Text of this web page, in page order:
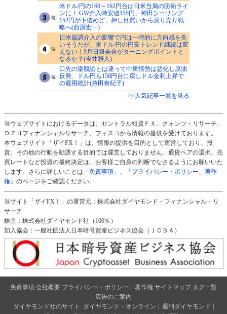
米ドル/円の160～162円台は日米当局の防衛ライ
ンに！ GW介入時安値155円、神田シーリング
152円が下値めど、押し目買いから戻り売り戦
略へ(西原宏一)
日米協調介入の影響で円は一時的に方向感を失
いそうだが、米ドル/円の円安トレンド継続は変
えない！9月日銀会合がターニングポイントと
なるか？(今井雅人)
口先の楽観論とは違って中東情勢は悪化し原油
反発、ドル円も158円台に戻しドル金利上昇で
の雇用統計(持田有紀子)
>>人気記事一覧を見る
当ウェブサイトにおけるデータは、セントラル短資ＦＸ、クォンツ・リサーチ、
ＤＺＨフィナンシャルリサーチ、フィスコから情報の提供を受けております。
本ウェブサイト「ザイFX！」は、情報の提供を目的として運営しており、投
資、その他の行動を勧誘する目的では運営しておりません。通貨ペアの選択、売
買レートなど投資の最終決定は、お客様ご自身の判断でなさるようにお願いいた
します。さらに詳しいことは 「免責事項」 、
「プライバシー・ポリシー、著作
権」 のページをご確認ください。
当サイト「ザイFX！」の運営元：株式会社ダイヤモンド・フィナンシャル・リ
サーチ
株主：株式会社ダイヤモンド社（100％）
加入協会：一般社団法人日本暗号資産ビジネス協会（ＪＣＢＡ）
免責事項 会社概要 プライバシー・ポリシー、著作権 サイトマップ タグ一覧
広告のご案内
ダイヤモンド社のサイト
ダイヤモンド・オンライン 週刊ダイヤモンド